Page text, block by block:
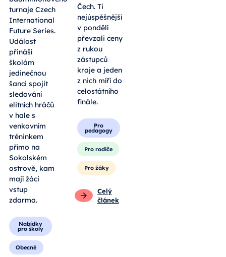
turnaje Czech
International
Future Series.
Událost
přináší
školám
jedinečnou
šanci spojit
sledování
elitních hráčů
v hale s
venkovním
tréninkem
přímo na
Sokolském
ostrově, kam
mají žáci
vstup
zdarma.
Nabídky
pro školy
Obecné
Čech. Ti
nejúspěšnější
v pondělí
převzali ceny
z rukou
zástupců
kraje a jeden
z nich míří do
celostátního
finále.
Pro
pedagogy
Pro rodiče
Pro žáky
Celý
článek